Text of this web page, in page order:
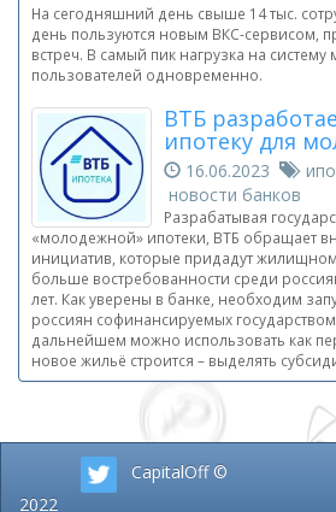
На сегодняшний день свыше 14 тыс.
день пользуются новым ВКС-сервисом,
встреч. В самый пик нагрузка на систему
пользователей одновременно.
ВТБ
ипотеку для
16.06.2023
новости банков
Разрабатывая
«молодежной» ипотеки, ВТБ обращает
инициатив, которые придадут
больше востребованности среди
лет. Как уверены в банке, необходим
россиян софинансируемых
дальнейшем можно использовать как
новое жильё строится – выделять
CapitalOff ©
2022